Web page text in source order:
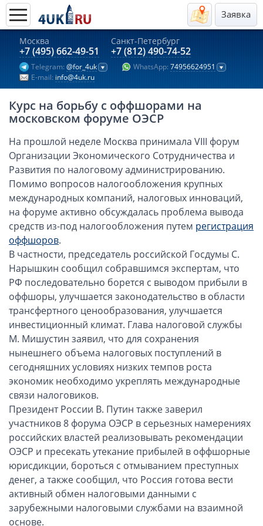
Заявка
Москва
+7 (495) 662-49-51
Санкт-Петербург
+7 (812) 490-74-52
Telegram: @for_4uk WhatsApp: 74956624951
E-mail: info@4uk.ru
Актуальные предложения 2026
Компании в Гонконге
Английские компании LTD
Киргизия (компания и счёт)
Компании в Китае
Kомпания в Канаде с лицензией MSB
Казахстан (компания и счёт)
Открытие счета в банках Казахстана
Платежная система Гонконга
Платежная система Великобритании
Платежная система Маврикия
Платежная система Казахстана
ОАЭ, Дубай (компания и счёт)
ОАЭ, Аджман (компания и счёт)
Оффшоры в Панаме
Оффшоры на Сейшелах
Турция (компания и счёт)
Счёт и карта в Турции для физлиц
Cчёт в Турции для компании
Счёт и карта в Киргизии для физлиц
Гражданство Вануату
Гражданство Сьерра-Леоне
Европейские и резидентные компании
Английские партнерства LLP
Ирландские компании LTD
Ирландские партнерства LP
Курс на борьбу с оффшорами на
московском форуме ОЭСР
На прошлой неделе Москва принимала VIII форум
Организации Экономического Сотрудничества и
Развития по налоговому администрированию.
Помимо вопросов налогообложения крупных
международных компаний, налоговых инноваций,
на форуме активно обсуждалась проблема вывода
средств из-под налогообложения путем регистрация
оффшоров.
В частности, председатель российской Госдумы С.
Нарышкин сообщил собравшимся экспертам, что
РФ последовательно борется с выводом прибыли в
оффшоры, улучшается законодательство в области
трансфертного ценообразования, улучшается
инвестиционный климат. Глава налоговой службы
М. Мишустин заявил, что для сохранения
нынешнего объема налоговых поступлений в
сегодняшних условиях низких темпов роста
экономик необходимо укреплять международные
связи налоговиков.
Президент России В. Путин также заверил
участников 8 форума ОЭСР в серьезных намерениях
российских властей реализовывать рекомендации
ОЭСР и пресекать утекание прибылей в оффшорные
юрисдикции, бороться с отмыванием преступных
денег, а также сообщил, что Россия готова вести
активный обмен налоговыми данными с
зарубежными налоговыми службами на взаимной
основе.